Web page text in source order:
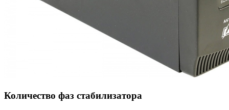
Количество фаз стабилизатора